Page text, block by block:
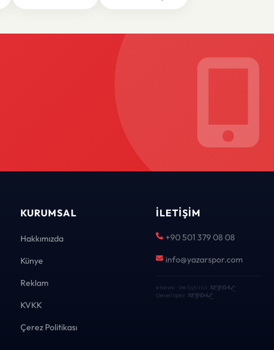
KURUMSAL
Hakkımızda
Künye
Reklam
KVKK
Çerez Politikası
İLETIŞIM
+90 501 379 08 08
info@yazarspor.com
eNews · Geliştirici KEYDAL·
Developer KEYDAL